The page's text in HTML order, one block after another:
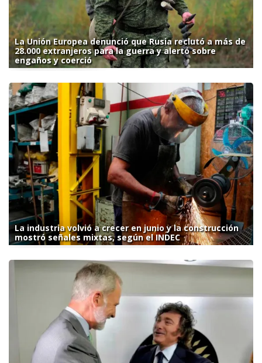
La Unión Europea denunció que Rusia reclutó a más de
28.000 extranjeros para la guerra y alertó sobre
engaños y coerció
La industria volvió a crecer en junio y la construcción
mostró señales mixtas, según el INDEC